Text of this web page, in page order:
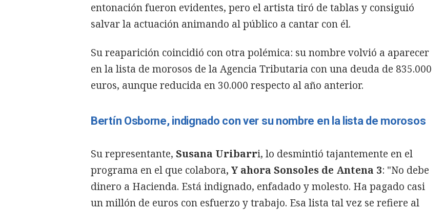
entonación fueron evidentes, pero el artista tiró de tablas y consiguió
salvar la actuación animando al público a cantar con él.
Su reaparición coincidió con otra polémica: su nombre volvió a aparecer
en la lista de morosos de la Agencia Tributaria con una deuda de 835.000
euros, aunque reducida en 30.000 respecto al año anterior.
Bertín Osborne, indignado con ver su nombre en la lista de morosos
Su representante, Susana Uribarri, lo desmintió tajantemente en el
programa en el que colabora, Y ahora Sonsoles de Antena 3: "No debe
dinero a Hacienda. Está indignado, enfadado y molesto. Ha pagado casi
un millón de euros con esfuerzo y trabajo. Esa lista tal vez se refiere al